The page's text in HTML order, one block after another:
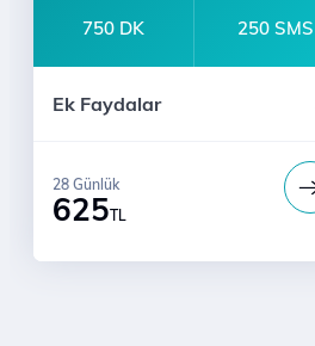
750 DK 250 SMS
Ek Faydalar
Sınırsız YaaY
625TL
28 Günlük